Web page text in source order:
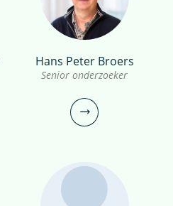
bekijk profiel
dr. Miina Yanagihara
miina.yanagihara@kwrwater.nl
Hans Peter Broers
Senior onderzoeker